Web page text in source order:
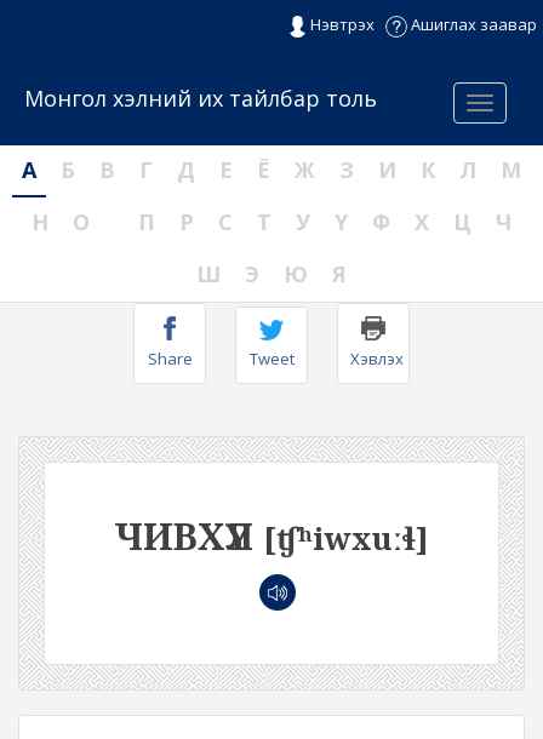
Нэвтрэх Ашиглах заавар
Menu
Монгол хэлний их тайлбар толь
А Б В Г Д Е Ё Ж З И К Л
М
Н
О П Р С Т У Ү Ф Х Ц
Ч
Ш
Э Ю Я
Share Tweet Хэвлэх
ЧИВХҮҮЛ [ʧʰiwxuːɬ]